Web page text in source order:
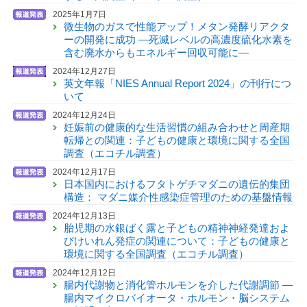
2025年1月7日
微生物のガスで性能アップ！メタン発酵リアクタ
ーの開発に成功 —死滅レベルの高濃度硫化水素を
含む廃水からもエネルギー回収可能に—
2024年12月27日
英文年報「NIES Annual Report 2024」の刊行につ
いて
2024年12月24日
妊娠前の健康的な生活習慣の組み合わせと周産期
転帰との関連：子どもの健康と環境に関する全国
調査（エコチル調査）
2024年12月17日
日本国内におけるフタトゲチマダニの遺伝的集団
構造： マダニ媒介性感染症管理のための基盤情報
2024年12月13日
胎児期の水銀ばく露と子どもの精神神経発達およ
びけいれん発症の関連について：子どもの健康と
環境に関する全国調査（エコチル調査）
2024年12月12日
腸内代謝物と消化管ホルモンを介した代謝調節 —
腸内マイクロバイオータ・ホルモン・脳システム